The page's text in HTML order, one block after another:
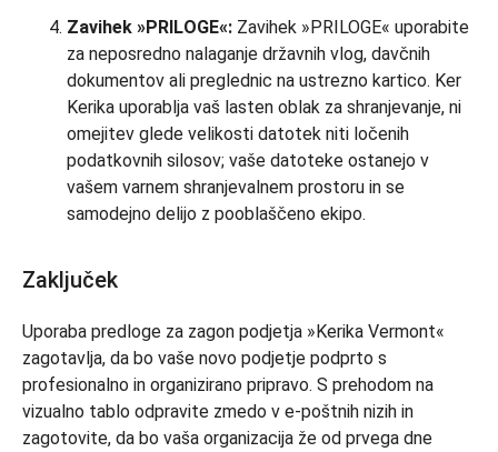
Zavihek »PRILOGE«: Zavihek »PRILOGE« uporabite
za neposredno nalaganje državnih vlog, davčnih
dokumentov ali preglednic na ustrezno kartico. Ker
Kerika uporablja vaš lasten oblak za shranjevanje, ni
omejitev glede velikosti datotek niti ločenih
podatkovnih silosov; vaše datoteke ostanejo v
vašem varnem shranjevalnem prostoru in se
samodejno delijo z pooblaščeno ekipo.
Zaključek
Uporaba predloge za zagon podjetja »Kerika Vermont«
zagotavlja, da bo vaše novo podjetje podprto s
profesionalno in organizirano pripravo. S prehodom na
vizualno tablo odpravite zmedo v e-poštnih nizih in
zagotovite, da bo vaša organizacija že od prvega dne